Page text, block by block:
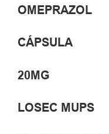
OMEPRAZOL
CÁPSULA
20MG
LOSEC MUPS